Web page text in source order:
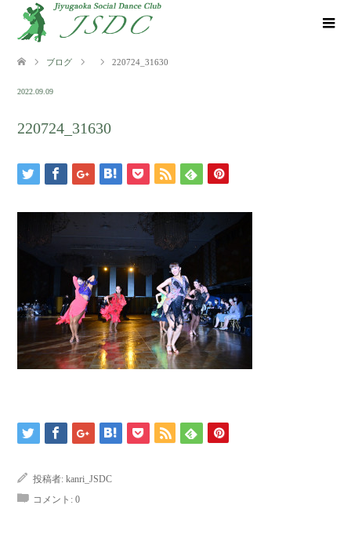
ブログ 220724_31630
2022.09.09
220724_31630
投稿者: kanri_JSDC
コメント: 0